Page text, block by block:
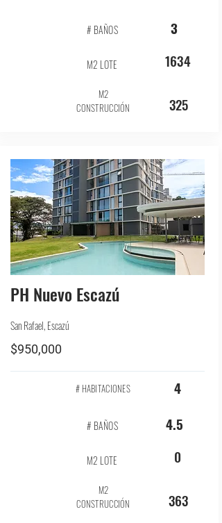
# BAÑOS 3
M2 LOTE 1634
M2
CONSTRUCCIÓN
325
PH Nuevo Escazú
San Rafael, Escazú
$950,000
# HABITACIONES 4
# BAÑOS 4.5
M2 LOTE 0
M2
CONSTRUCCIÓN
363